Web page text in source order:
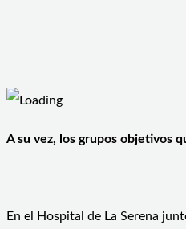
A su vez, los grupos objetivos
En el Hospital de La Serena